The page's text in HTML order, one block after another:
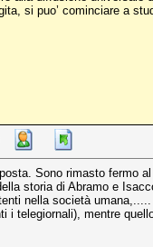
si puo’ cominciare a
Sono rimasto fermo
storia di Abramo e
nella società
i telegiornali), mentre